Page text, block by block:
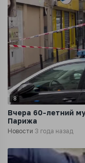
8
Вчера 60-летний
Парижа
Новости 3 года назад